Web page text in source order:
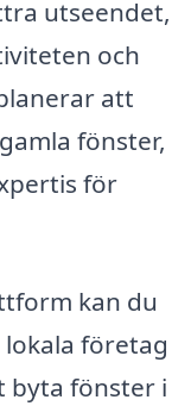
utseendet,
och
att
fönster,
för
kan du
företag
byta fönster i